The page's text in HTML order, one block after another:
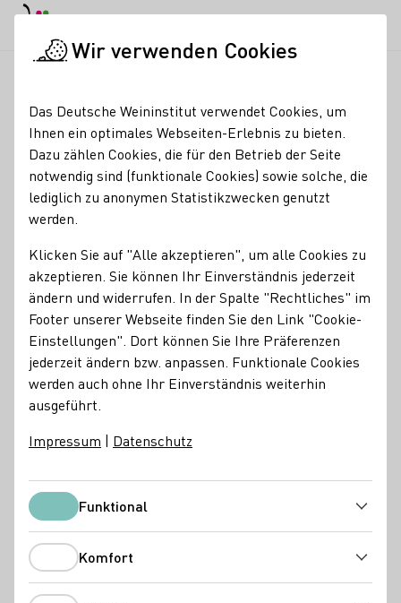
22. WEINmesse Bremen
19.03.27 - 21.03.27 14:00 - 20:00 Uhr
Eintauchen in die faszinierende Welt des Weins. Ausgiebig
probieren, Lieblingsweine finden und nachhaltig einkaufen!
Der Treffpunkt für WeinliebhaberInnen und die, die es noch
werden wollen. Sie können hier nicht nur ausgiebig
verkosten, sondern – im Sinne der Nachhaltigkeit – auch
direkt vor Ort Ihre neuen Lieblingsweine mitnehmen!
25€
Messen
Wann: 19.-21.03.2027 I Wo: Messe Bremen Halle 5 I
Öffnungszeiten: Freitag und Samstag 14 - 20 Uhr / Sonntag
12 - 18 Uhr I Eintritt: 25€
Wir verwenden Cookies
Das Deutsche Weininstitut verwendet Cookies, um
Ihnen ein optimales Webseiten-Erlebnis zu bieten.
Dazu zählen Cookies, die für den Betrieb der Seite
notwendig sind (funktionale Cookies) sowie solche, die
lediglich zu anonymen Statistikzwecken genutzt
werden.
Klicken Sie auf "Alle akzeptieren", um alle Cookies zu
akzeptieren. Sie können Ihr Einverständnis jederzeit
ändern und widerrufen. In der Spalte "Rechtliches" im
Footer unserer Webseite finden Sie den Link "Cookie-
Einstellungen". Dort können Sie Ihre Präferenzen
jederzeit ändern bzw. anpassen. Funktionale Cookies
werden auch ohne Ihr Einverständnis weiterhin
ausgeführt.
Impressum | Datenschutz
FunktionalFunktional
Komfort